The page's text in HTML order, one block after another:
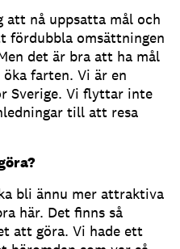
att nå uppsatta mål och
fördubbla omsättningen
det är bra att ha mål
farten. Vi är en
Sverige. Vi flyttar inte
till att resa
bli ännu mer attraktiva
här. Det finns så
att göra. Vi hade ett